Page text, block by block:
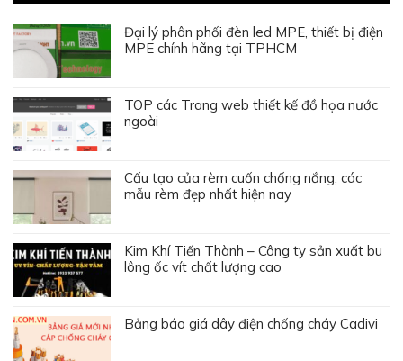
Đại lý phân phối đèn led MPE, thiết bị điện
MPE chính hãng tại TPHCM
TOP các Trang web thiết kế đồ họa nước
ngoài
Cấu tạo của rèm cuốn chống nắng, các
mẫu rèm đẹp nhất hiện nay
Kim Khí Tiến Thành – Công ty sản xuất bu
lông ốc vít chất lượng cao
Bảng báo giá dây điện chống cháy Cadivi